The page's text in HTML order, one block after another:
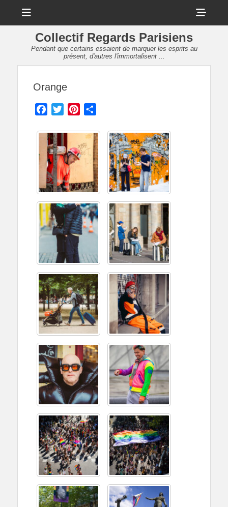
Collectif Regards Parisiens
Pendant que certains essaient de marquer les esprits au
présent, d'autres l'immortalisent ...
Orange
Facebook
TwitterPinterest